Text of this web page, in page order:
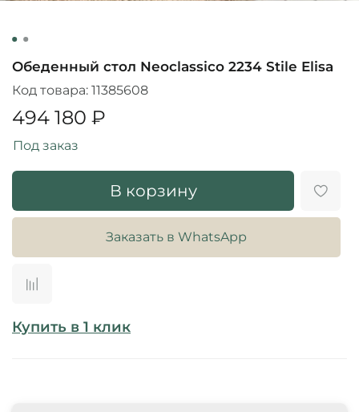
Обеденный стол Neoclassico 2234 Stile Elisa
Код товара: 11385608
494 180 ₽
В корзину
Заказать в WhatsApp
Купить в 1 клик
Под заказ